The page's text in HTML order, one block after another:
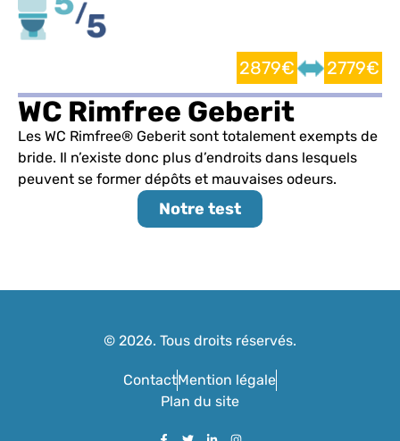
2879€ 2779€
WC Rimfree Geberit
Les WC Rimfree® Geberit sont totalement exempts de
bride. Il n’existe donc plus d’endroits dans lesquels
peuvent se former dépôts et mauvaises odeurs.
Notre test
© 2026. Tous droits réservés.
ContactMention légale
Plan du site